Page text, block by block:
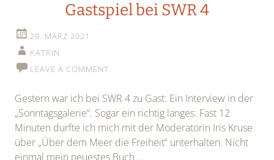
Gastspiel bei SWR 4
29. MÄRZ 2021
KATRIN
LEAVE A COMMENT
Gestern war ich bei SWR 4 zu Gast: Ein Interview in der
„Sonntagsgalerie“. Sogar ein richtig langes: Fast 12
Minuten durfte ich mich mit der Moderatorin Iris Kruse
über „Über dem Meer die Freiheit“ unterhalten. Nicht
einmal mein neuestes Buch…